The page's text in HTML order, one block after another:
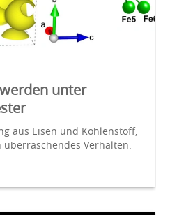
unter
aus Eisen und Kohlenstoff,
Verhalten.